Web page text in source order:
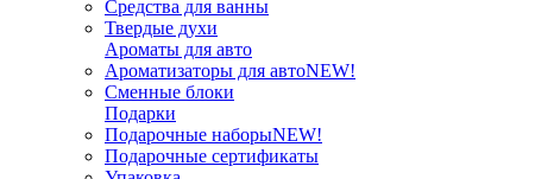
Средства для ванны
Твердые духи
Ароматы для авто
Ароматизаторы для автоNEW!
Сменные блоки
Подарки
Подарочные наборыNEW!
Подарочные сертификаты